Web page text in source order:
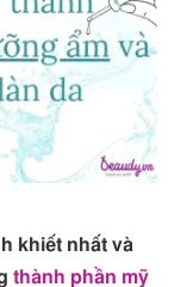
khiết nhất và
thành phần mỹ